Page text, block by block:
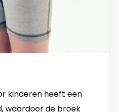
kinderen heeft een
waardoor de broek